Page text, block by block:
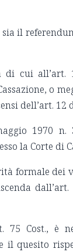
il
cui all’art.
o
dell’art. 12
1970
la Corte di
formale dei
dall’art.
75 Cost., è
quesito